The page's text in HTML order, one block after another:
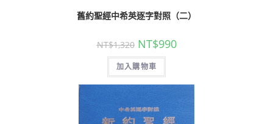
舊約聖經中希英逐字對照（二）
NT$1,320 NT$990
加入購物車